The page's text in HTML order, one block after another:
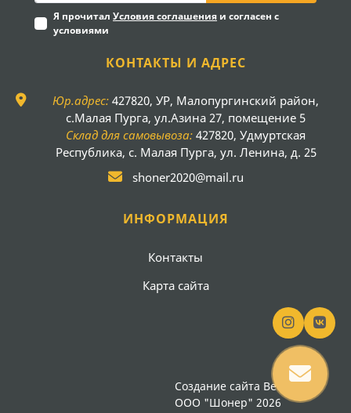
Я прочитал Условия соглашения и согласен с
условиями
КОНТАКТЫ И АДРЕС
Юр.адрес: 427820, УР, Малопургинский район,
с.Малая Пурга, ул.Азина 27, помещение 5
Склад для самовывоза: 427820, Удмуртская
Республика, с. Малая Пурга, ул. Ленина, д. 25
shoner2020@mail.ru
ИНФОРМАЦИЯ
Контакты
Карта сайта
Создание сайта Вебсайт18
ООО "Шонер" 2026